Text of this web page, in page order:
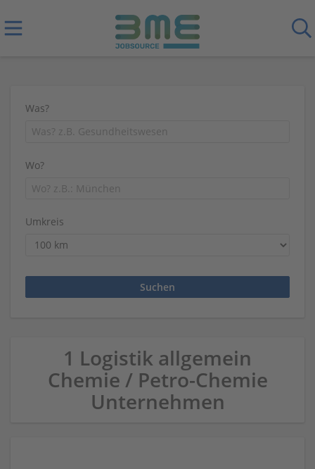
Was?
Wo?
Umkreis
1 Logistik allgemein
Chemie / Petro-Chemie
Unternehmen